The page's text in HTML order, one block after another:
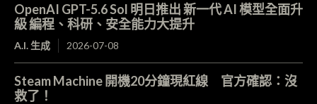
OpenAI GPT-5.6 Sol 明日推出 新一代 AI 模型全面升
級 編程、科研、安全能力大提升
A.I. 生成 2026-07-08
Steam Machine 開機20分鐘現紅線 官方確認：沒
救了！